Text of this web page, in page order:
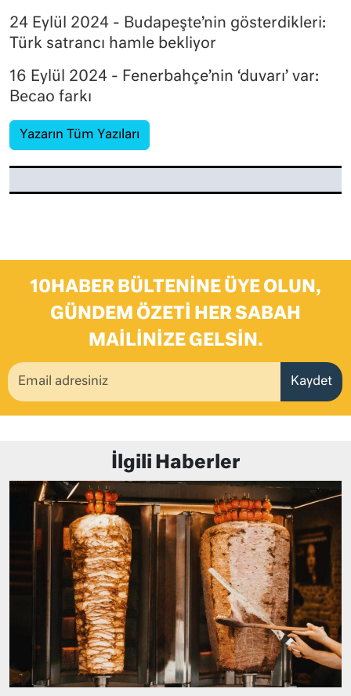
24 Eylül 2024 - Budapeşte’nin gösterdikleri:
Türk satrancı hamle bekliyor
16 Eylül 2024 - Fenerbahçe’nin ‘duvarı’ var:
Becao farkı
Yazarın Tüm Yazıları
10HABER BÜLTENINE ÜYE OLUN,
GÜNDEM ÖZETI HER SABAH
MAILINIZE GELSIN.
Kaydet
İlgili Haberler